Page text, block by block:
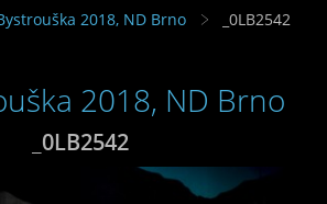
2018, ND Brno _0LB2542
2018, ND Brno
_0LB2542